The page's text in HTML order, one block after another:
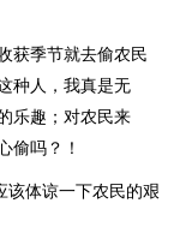
获季节就去偷农民
种人，我真是无
乐趣；对农民来
偷吗？！
该体谅一下农民的艰